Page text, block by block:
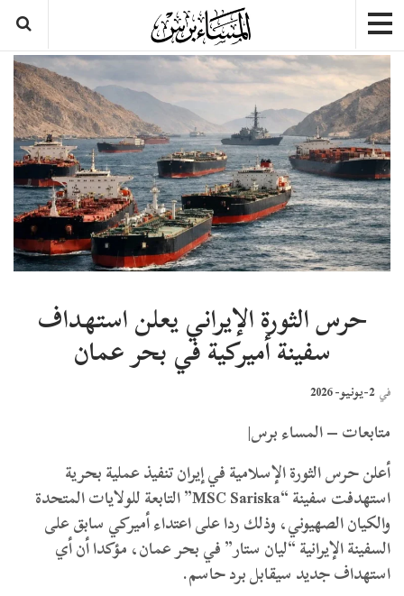
حرس الثورة الإيراني يعلن استهداف
سفينة أميركية في بحر عمان
في 2-يونيو- 2026
متابعات – المساء برس|
أعلن حرس الثورة الإسلامية في إيران تنفيذ عملية بحرية
استهدفت سفينة “MSC Sariska” التابعة للولايات المتحدة
والكيان الصهيوني، وذلك ردا على اعتداء أميركي سابق على
السفينة الإيرانية “ليان ستار” في بحر عمان، مؤكدا أن أي
استهداف جديد سيقابل برد حاسم.